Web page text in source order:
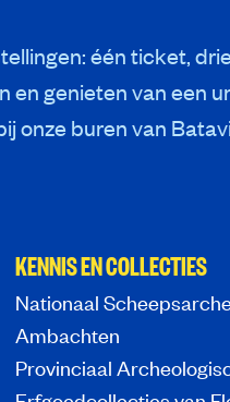
één ticket,
en genieten van een
onze buren van
KENNIS EN COLLECTIES
Nationaal
Ambachten
Provinciaal